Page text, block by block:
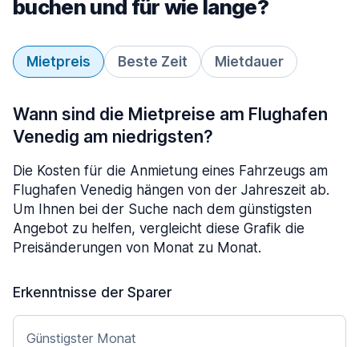
buchen und für wie lange?
Mietpreis Beste Zeit Mietdauer
Wann sind die Mietpreise am Flughafen
Venedig am niedrigsten?
Die Kosten für die Anmietung eines Fahrzeugs am
Flughafen Venedig hängen von der Jahreszeit ab.
Um Ihnen bei der Suche nach dem günstigsten
Angebot zu helfen, vergleicht diese Grafik die
Preisänderungen von Monat zu Monat.
Erkenntnisse der Sparer
Günstigster Monat